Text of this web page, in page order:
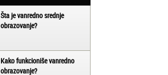
Šta je vanredno srednje
obrazovanje?
Kako funkcioniše vanredno
obrazovanje?